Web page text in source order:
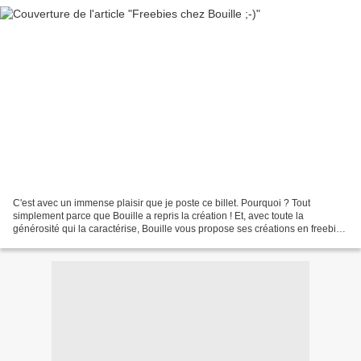
C'est avec un immense plaisir que je poste ce billet. Pourquoi ? Tout
simplement parce que Bouille a repris la création ! Et, avec toute la
générosité qui la caractérise, Bouille vous propose ses créations en freebie.